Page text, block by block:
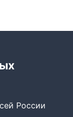
России